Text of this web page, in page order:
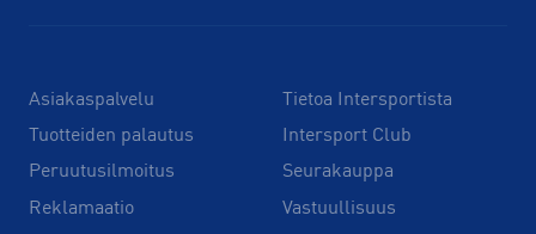
Asiakaspalvelu
Tuotteiden palautus
Peruutusilmoitus
Reklamaatio
Tietoa Intersportista
Intersport Club
Seurakauppa
Vastuullisuus